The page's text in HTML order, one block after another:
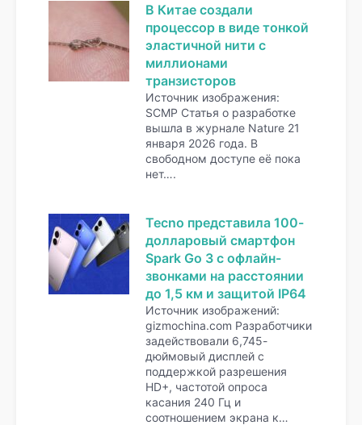
В Китае создали
процессор в виде тонкой
эластичной нити с
миллионами
транзисторов
Источник изображения:
SCMP Статья о разработке
вышла в журнале Nature 21
января 2026 года. В
свободном доступе её пока
нет….
Tecno представила 100-
долларовый смартфон
Spark Go 3 с офлайн-
звонками на расстоянии
до 1,5 км и защитой IP64
Источник изображений:
gizmochina.com Разработчики
задействовали 6,745-
дюймовый дисплей с
поддержкой разрешения
HD+, частотой опроса
касания 240 Гц и
соотношением экрана к…